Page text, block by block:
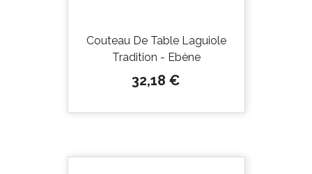
Couteau De Table Laguiole
Tradition - Ebène
Prix
32,18 €